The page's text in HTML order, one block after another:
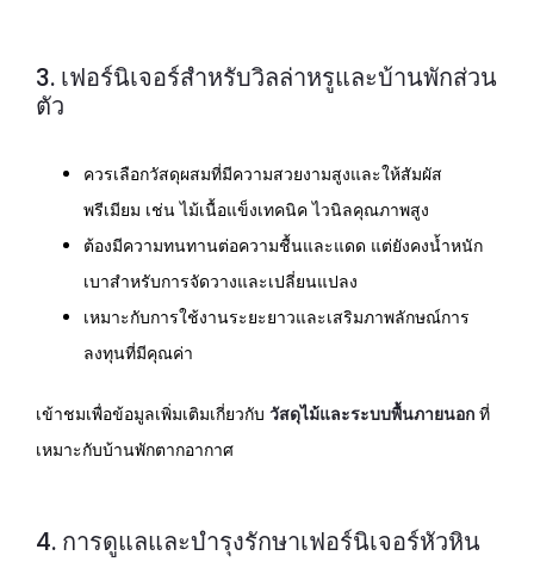
3. เฟอร์นิเจอร์สำหรับวิลล่าหรูและบ้านพักส่วน
ตัว
ควรเลือกวัสดุผสมที่มีความสวยงามสูงและให้สัมผัส
พรีเมียม เช่น ไม้เนื้อแข็งเทคนิค ไวนิลคุณภาพสูง
ต้องมีความทนทานต่อความชื้นและแดด แต่ยังคงน้ำหนัก
เบาสำหรับการจัดวางและเปลี่ยนแปลง
เหมาะกับการใช้งานระยะยาวและเสริมภาพลักษณ์การ
ลงทุนที่มีคุณค่า
เข้าชมเพื่อข้อมูลเพิ่มเติมเกี่ยวกับ วัสดุไม้และระบบพื้นภายนอก ที่
เหมาะกับบ้านพักตากอากาศ
4. การดูแลและบำรุงรักษาเฟอร์นิเจอร์หัวหิน